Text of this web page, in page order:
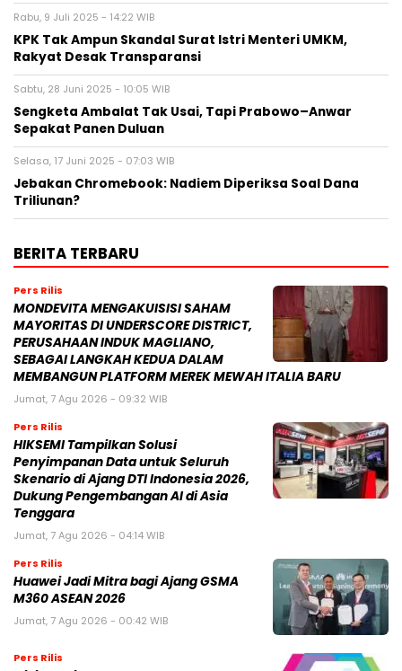
Rabu, 9 Juli 2025 - 14:22 WIB
KPK Tak Ampun Skandal Surat Istri Menteri UMKM,
Rakyat Desak Transparansi
Sabtu, 28 Juni 2025 - 10:05 WIB
Sengketa Ambalat Tak Usai, Tapi Prabowo–Anwar
Sepakat Panen Duluan
Selasa, 17 Juni 2025 - 07:03 WIB
Jebakan Chromebook: Nadiem Diperiksa Soal Dana
Triliunan?
BERITA TERBARU
Pers Rilis
MONDEVITA MENGAKUISISI SAHAM
MAYORITAS DI UNDERSCORE DISTRICT,
PERUSAHAAN INDUK MAGLIANO,
SEBAGAI LANGKAH KEDUA DALAM
MEMBANGUN PLATFORM MEREK MEWAH ITALIA BARU
Jumat, 7 Agu 2026 - 09:32 WIB
Pers Rilis
HIKSEMI Tampilkan Solusi
Penyimpanan Data untuk Seluruh
Skenario di Ajang DTI Indonesia 2026,
Dukung Pengembangan AI di Asia
Tenggara
Jumat, 7 Agu 2026 - 04:14 WIB
Pers Rilis
Huawei Jadi Mitra bagi Ajang GSMA
M360 ASEAN 2026
Jumat, 7 Agu 2026 - 00:42 WIB
Pers Rilis